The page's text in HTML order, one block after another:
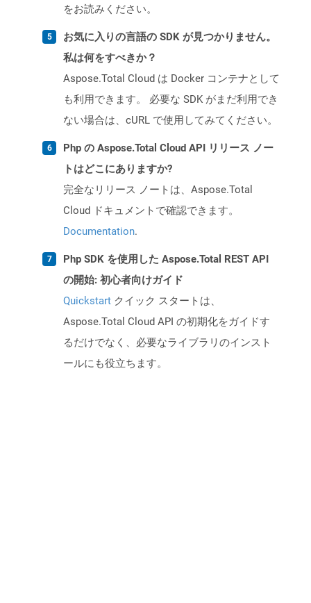
をお読みください。
お気に入りの言語の SDK が見つかりません。
私は何をすべきか？
Aspose.Total Cloud は Docker コンテナとして
も利用できます。 必要な SDK がまだ利用でき
ない場合は、cURL で使用してみてください。
Php の Aspose.Total Cloud API リリース ノー
トはどこにありますか?
完全なリリース ノートは、Aspose.Total
Cloud ドキュメントで確認できます。
Documentation.
Php SDK を使用した Aspose.Total REST API
の開始: 初心者向けガイド
Quickstart クイック スタートは、
Aspose.Total Cloud API の初期化をガイドす
るだけでなく、必要なライブラリのインスト
ールにも役立ちます。